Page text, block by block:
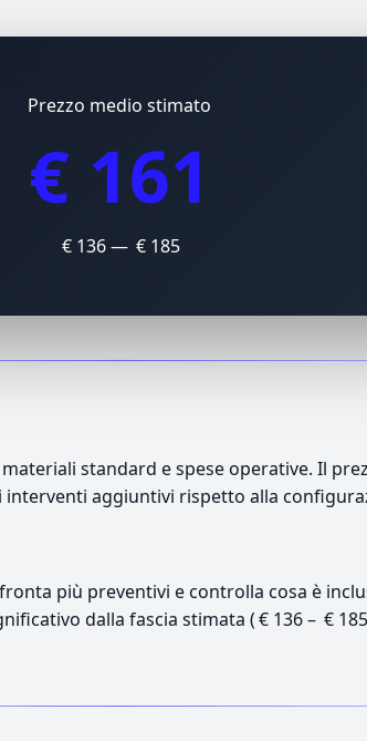
Prezzo medio stimato
€ 161
€ 136 — € 185
standard e spese operative. Il
aggiuntivi rispetto alla
più preventivi e controlla cosa è
dalla fascia stimata ( € 136 – €